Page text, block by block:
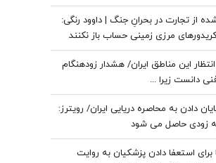
از تجارت در بحرانِ جنگ | داوود رنگی:
مرزی زمینی حساب باز نکنند
این مناطق ایران/ هشدار زودهنگام
دانست زیرا ...
دادن به محاصره دریایی ایران/ رویترز:
به زودی حاصل می شود
استعفا دادن پزشکیان به روایت